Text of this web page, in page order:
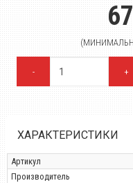
- +
ХАРАКТЕРИСТИКИ
Артикул
Производитель